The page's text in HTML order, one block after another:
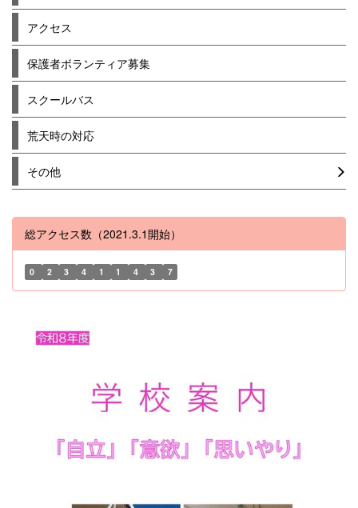
アクセス
保護者ボランティア募集
スクールバス
荒天時の対応
その他
総アクセス数（2021.3.1開始）
0 2 3 4 1 1 4 3 7